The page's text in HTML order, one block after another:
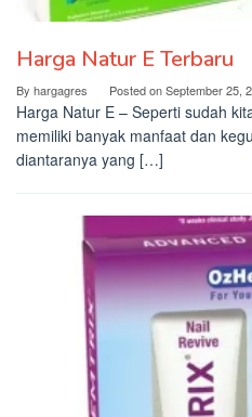
Harga Natur E Terbaru
By hargagres Posted onSeptember 25,
Harga Natur E – Seperti sudah
memiliki banyak manfaat dan
diantaranya yang […]